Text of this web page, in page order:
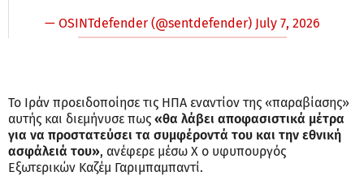
— OSINTdefender (@sentdefender) July 7, 2026
Το Ιράν προειδοποίησε τις ΗΠΑ εναντίον της «παραβίασης»
αυτής και διεμήνυσε πως «θα λάβει αποφασιστικά μέτρα
για να προστατεύσει τα συμφέροντά του και την εθνική
ασφάλειά του», ανέφερε μέσω X ο υφυπουργός
Εξωτερικών Καζέμ Γαριμπαμπαντί.